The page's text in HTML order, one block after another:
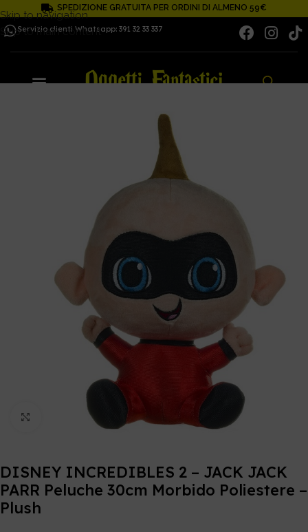
Skip to navigation
Skip to main content
SPEDIZIONE GRATUITA PER ORDINI DI ALMENO 59€
Servizio clienti Whatsapp: 391 32 33 337
Click to enlarge
DISNEY INCREDIBLES 2 – JACK JACK
PARR Peluche 30cm Morbido Poliestere –
Plush